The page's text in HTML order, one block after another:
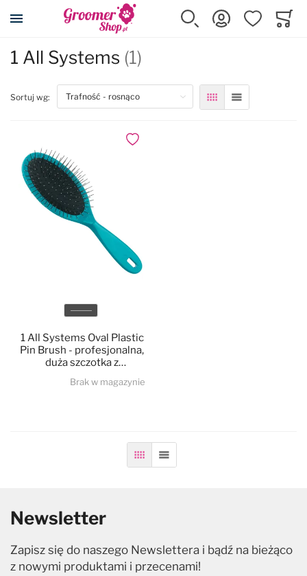
Przejdź na stronę główną
Szukaj Zaloguj sięUlubione
1 All Systems (1)
Sortuj wg: SiatkaLista
Kolor
1 All Systems Oval Plastic
Pin Brush - profesjonalna,
duża szczotka z
psa i kota, 25mm
Brak w magazynie
Dodaj do ulubionych
SiatkaLista
Newsletter
Zapisz się do naszego Newslettera i bądź na bieżąco
z nowymi produktami i przecenami!